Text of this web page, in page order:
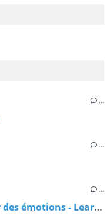
…
…
…
Les mots de l'album : la couleur des émotions - Learningapps